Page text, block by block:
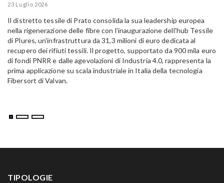
23 Luglio 2026
Il distretto tessile di Prato consolida la sua leadership europea
nella rigenerazione delle fibre con l'inaugurazione dell'hub Tessile
di Plures, un'infrastruttura da 31,3 milioni di euro dedicata al
recupero dei rifiuti tessili. Il progetto, supportato da 900 mila euro
di fondi PNRR e dalle agevolazioni di Industria 4.0, rappresenta la
prima applicazione su scala industriale in Italia della tecnologia
Fibersort di Valvan.
TIPOLOGIE